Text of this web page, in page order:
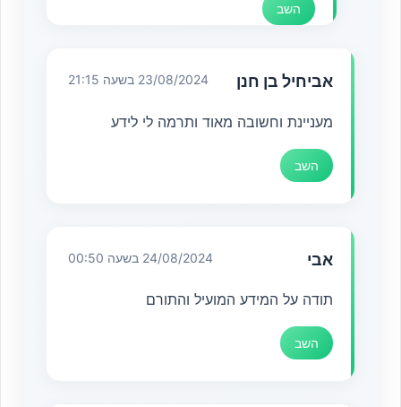
השב
אביחיל בן חנן 23/08/2024 בשעה 21:15
מעניינת וחשובה מאוד ותרמה לי לידע
השב
אבי 24/08/2024 בשעה 00:50
תודה על המידע המועיל והתורם
השב